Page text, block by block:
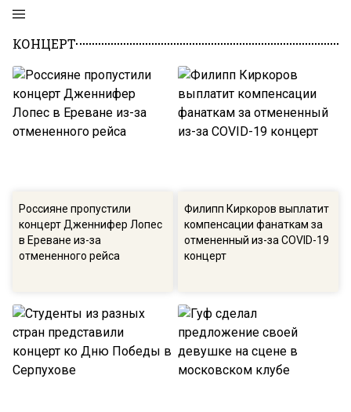
КОНЦЕРТ
Россияне пропустили
концерт Дженнифер Лопес
в Ереване из-за
отмененного рейса
Филипп Киркоров выплатит
компенсации фанаткам за
отмененный из-за COVID-19
концерт